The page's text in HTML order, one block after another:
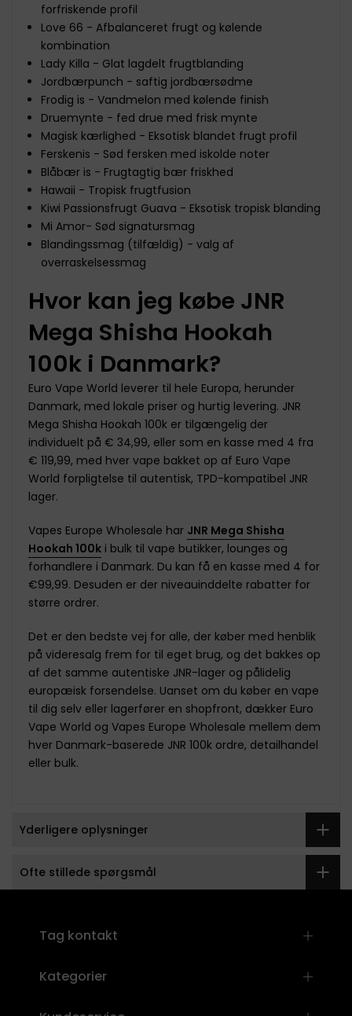
forfriskende profil
Love 66 - Afbalanceret frugt og kølende
kombination
Lady Killa - Glat lagdelt frugtblanding
Jordbærpunch - saftig jordbærsødme
Frodig is - Vandmelon med kølende finish
Druemynte - fed drue med frisk mynte
Magisk kærlighed - Eksotisk blandet frugt profil
Ferskenis - Sød fersken med iskolde noter
Blåbær is - Frugtagtig bær friskhed
Hawaii - Tropisk frugtfusion
Kiwi Passionsfrugt Guava - Eksotisk tropisk blanding
Mi Amor- Sød signatursmag
Blandingssmag (tilfældig) - valg af
overraskelsessmag
Hvor kan jeg købe JNR
Mega Shisha Hookah
100k i Danmark?
Euro Vape World leverer til hele Europa, herunder
Danmark, med lokale priser og hurtig levering. JNR
Mega Shisha Hookah 100k er tilgængelig der
individuelt på € 34,99, eller som en kasse med 4 fra
€ 119,99, med hver vape bakket op af Euro Vape
World forpligtelse til autentisk, TPD-kompatibel JNR
lager.
Vapes Europe Wholesale har JNR Mega Shisha
Hookah 100k i bulk til vape butikker, lounges og
forhandlere i Danmark. Du kan få en kasse med 4 for
€99,99. Desuden er der niveauinddelte rabatter for
større ordrer.
Det er den bedste vej for alle, der køber med henblik
på videresalg frem for til eget brug, og det bakkes op
af det samme autentiske JNR-lager og pålidelig
europæisk forsendelse. Uanset om du køber en vape
til dig selv eller lagerfører en shopfront, dækker Euro
Vape World og Vapes Europe Wholesale mellem dem
hver Danmark-baserede JNR 100k ordre, detailhandel
eller bulk.
Yderligere oplysninger
Ofte stillede spørgsmål
Tag kontakt
Kategorier